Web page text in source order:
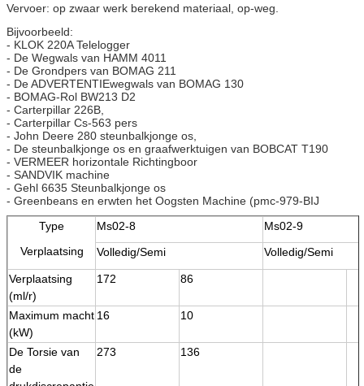
Vervoer: op zwaar werk berekend materiaal, op-weg.
Bijvoorbeeld:
- KLOK 220A Telelogger
- De Wegwals van HAMM 4011
- De Grondpers van BOMAG 211
- De ADVERTENTIEwegwals van BOMAG 130
- BOMAG-Rol BW213 D2
- Carterpillar 226B,
- Carterpillar Cs-563 pers
- John Deere 280 steunbalkjonge os,
- De steunbalkjonge os en graafwerktuigen van BOBCAT T190
- VERMEER horizontale Richtingboor
- SANDVIK machine
- Gehl 6635 Steunbalkjonge os
- Greenbeans en erwten het Oogsten Machine (pmc-979-BIJ
Type
Verplaatsing
Ms02-8
Ms02-9
Volledig/Semi
Volledig/Semi
Verplaatsing
(ml/r)
172 86
Maximum macht
(kW)
16 10
De Torsie van
de
273 136